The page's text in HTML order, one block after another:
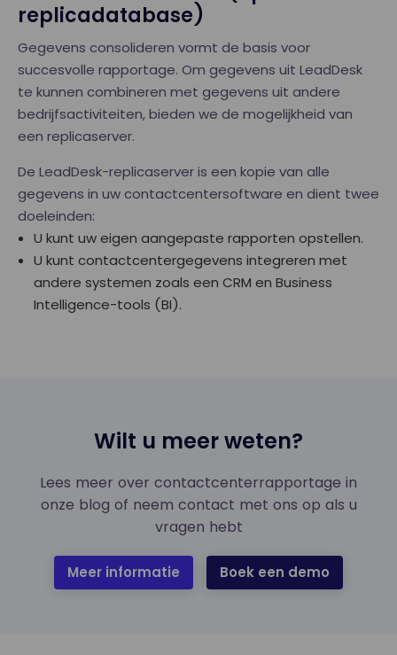
replicadatabase)
Gegevens consolideren vormt de basis voor
succesvolle rapportage. Om gegevens uit LeadDesk
te kunnen combineren met gegevens uit andere
bedrijfsactiviteiten, bieden we de mogelijkheid van
een replicaserver.
De LeadDesk-replicaserver is een kopie van alle
gegevens in uw contactcentersoftware en dient twee
doeleinden:
U kunt uw eigen aangepaste rapporten opstellen.
U kunt contactcentergegevens integreren met
andere systemen zoals een CRM en Business
Intelligence-tools (BI).
Wilt u meer weten?
Lees meer over contactcenterrapportage in
onze blog of neem contact met ons op als u
vragen hebt
Meer informatie Boek een demo